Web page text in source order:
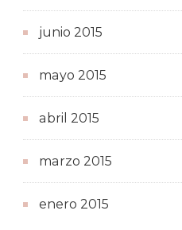
junio 2015
mayo 2015
abril 2015
marzo 2015
enero 2015